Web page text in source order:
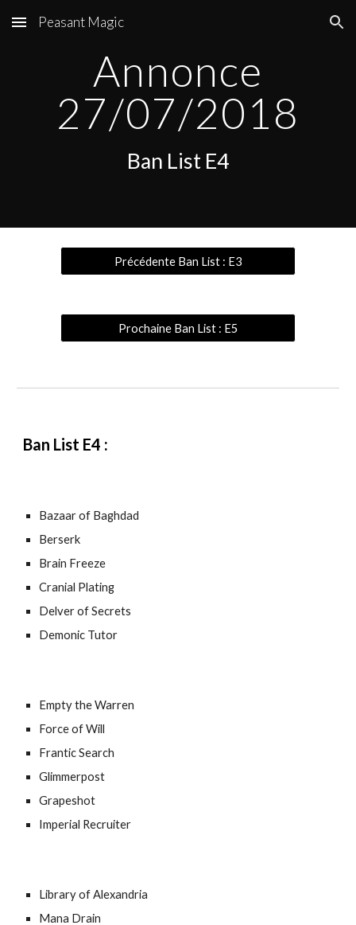
Skip to main content Skip to navigation
Peasant Magic
Annonce
27/07/2018
Ban List E4
Précédente Ban List : E3
Prochaine Ban List : E5
Ban List E4 :
Bazaar of Baghdad
Berserk
Brain Freeze
Cranial Plating
Delver of Secrets
Demonic Tutor
Empty the Warren
Force of Will
Frantic Search
Glimmerpost
Grapeshot
Imperial Recruiter
Library of Alexandria
Mana Drain